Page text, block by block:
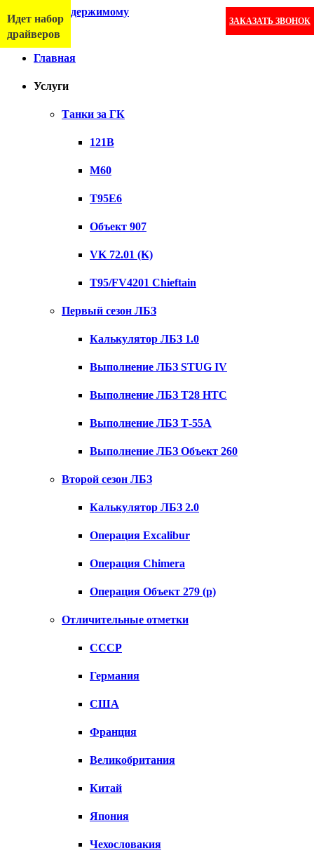
Перейти к содержимому
ЗАКАЗАТЬ ЗВОНОК
Меню
Главная
Услуги
Танки за ГК
121B
M60
T95E6
Объект 907
VK 72.01 (K)
T95/FV4201 Chieftain
Первый сезон ЛБЗ
Калькулятор ЛБЗ 1.0
Выполнение ЛБЗ STUG IV
Выполнение ЛБЗ T28 HTC
Выполнение ЛБЗ Т-55А
Выполнение ЛБЗ Объект 260
Второй сезон ЛБЗ
Калькулятор ЛБЗ 2.0
Операция Excalibur
Операция Chimera
Операция Объект 279 (р)
Отличительные отметки
СССР
Германия
США
Франция
Великобритания
Китай
Япония
Чехословакия
Идет набор
драйверов